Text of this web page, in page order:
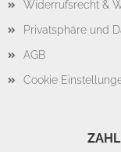
Widerrufsrecht &
Privatsphäre und
AGB
Cookie